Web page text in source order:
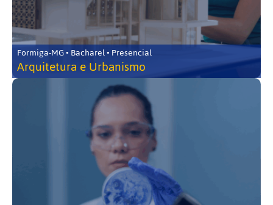
Formiga-MG • Bacharel • Presencial
Arquitetura e Urbanismo